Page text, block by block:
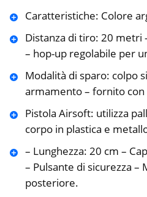
Caratteristiche: Colore
Distanza di tiro: 20 metri
– hop-up regolabile per
Modalità di sparo: colpo
armamento – fornito
Pistola Airsoft: utilizza
corpo in plastica e
– Lunghezza: 20 cm –
– Pulsante di sicurezza
posteriore.